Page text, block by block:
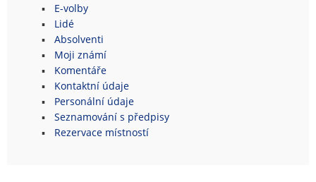
E-volby
Lidé
Absolventi
Moji známí
Komentáře
Kontaktní údaje
Personální údaje
Seznamování s předpisy
Rezervace místností